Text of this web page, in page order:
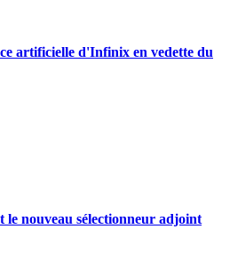
artificielle d'Infinix en vedette du
le nouveau sélectionneur adjoint